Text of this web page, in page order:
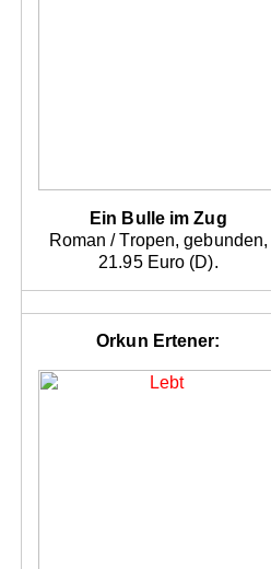
Ein Bulle im Zug
Roman / Tropen, gebunden,
21.95 Euro (D).
Orkun Ertener: